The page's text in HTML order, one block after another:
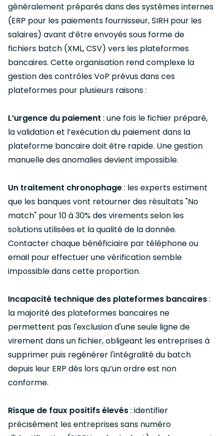
généralement préparés dans des systèmes internes
(ERP pour les paiements fournisseur, SIRH pour les
salaires) avant d’être envoyés sous forme de
fichiers batch (XML, CSV) vers les plateformes
bancaires. Cette organisation rend complexe la
gestion des contrôles VoP prévus dans ces
plateformes pour plusieurs raisons :
L’urgence du paiement : une fois le fichier préparé,
la validation et l’exécution du paiement dans la
plateforme bancaire doit être rapide. Une gestion
manuelle des anomalies devient impossible.
Un traitement chronophage: les experts estiment
que les banques vont retourner des résultats "No
match" pour 10 à 30% des virements selon les
solutions utilisées et la qualité de la donnée.
Contacter chaque bénéficiaire par téléphone ou
email pour effectuer une vérification semble
impossible dans cette proportion.
Incapacité technique des plateformes bancaires:
la majorité des plateformes bancaires ne
permettent pas l'exclusion d'une seule ligne de
virement dans un fichier, obligeant les entreprises à
supprimer puis regénérer l'intégralité du batch
depuis leur ERP dès lors qu’un ordre est non
conforme.
Risque de faux positifs élevés: identifier
précisément les entreprises sans numéro